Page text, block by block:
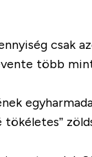
csak
több